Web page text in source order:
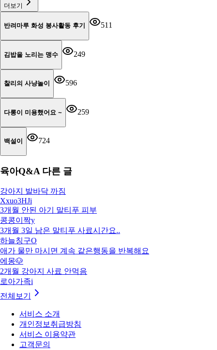
더보기
반려마루 화성 봉사활동 후기 511
김밥을 노리는 맹수 249
찰리의 사냥놀이 596
다롱이 미용했어요 ~ 259
백설이 724
육아Q&A 다른 글
강아지 발바닥 까짐
Xxuo3HJi
3개월 안된 아기 말티푸 피부
콩콩이짝y
3개월 3일 남은 말티푸 사료시간요..
하늘칭구O
애가 물만 마시면 계속 같은행동을 반복해요
에몽🐶
2개월 강아지 사료 안먹음
로아가족i
전체보기
서비스 소개
개인정보취급방침
서비스 이용약관
고객문의